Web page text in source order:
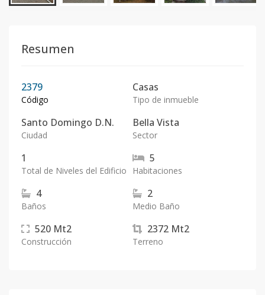
Resumen
2379
Código
Casas
Tipo de inmueble
Santo Domingo D.N.
Ciudad
Bella Vista
Sector
1
Total de Niveles del Edificio
5
Habitaciones
4
Baños
2
Medio Baño
520 Mt2
Construcción
2372 Mt2
Terreno